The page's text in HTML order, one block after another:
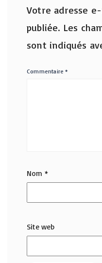
Votre adresse
publiée. Les
sont indiqués
Commentaire*
Nom *
Site web